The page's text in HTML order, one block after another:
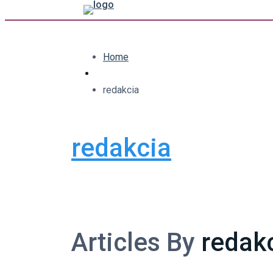
Home
redakcia
redakcia
Articles By